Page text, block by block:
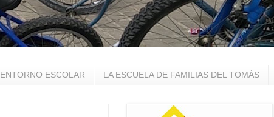
ENTORNO ESCOLAR LA ESCUELA DE FAMILIAS DEL TOMÁS